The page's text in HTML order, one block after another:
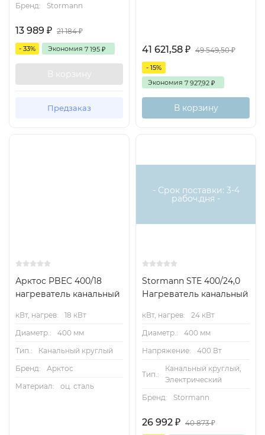
Бренд:
Stormann
13 989 ₽ 21 184₽
- 33% Экономия 7 195 ₽
В корзину
Предзаказ
41 621,58 ₽ 49 549,50₽
- 15%
Экономия 7 927,92 ₽
В корзину
Арктос PBEC 400/18
нагреватель канальный
кВт, нагрев:
18 кВт
Диаметр.:
400 мм
Тип.:
Канальный круглый
Бренд:
Арктос
Материал:
оц. сталь
аналог
- Срок поставки: 3-4
рабоч.дня -
Stormann STE 400/24,0
Нагреватель канальный
кВт, нагрев:
24 кВт
Диаметр.:
400 мм
Напряжение:
400 Вт
Тип.:
Канальный круглый,
Электрический
Бренд:
Stormann
26 992 ₽ 40 873₽